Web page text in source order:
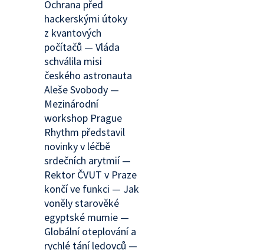
Ochrana před
hackerskými útoky
z kvantových
počítačů — Vláda
schválila misi
českého astronauta
Aleše Svobody —
Mezinárodní
workshop Prague
Rhythm představil
novinky v léčbě
srdečních arytmií —
Rektor ČVUT v Praze
končí ve funkci — Jak
voněly starověké
egyptské mumie —
Globální oteplování a
rychlé tání ledovců —